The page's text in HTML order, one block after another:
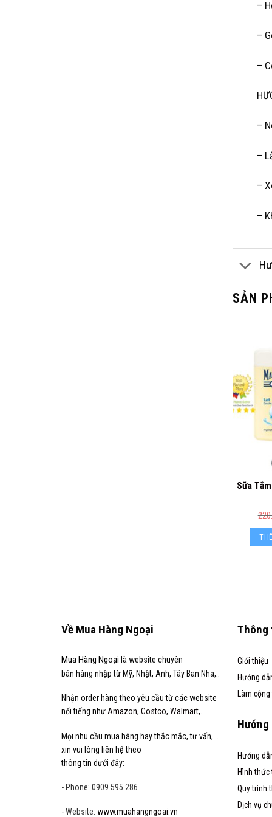
–
–
–
–
–
–
–
SẢN
Sữa
Về Mua Hàng Ngoại
Mua Hàng Ngoại là website chuyên
bán hàng nhập từ Mỹ, Nhật, Anh, Tây Ban Nha,..
Nhận order hàng theo yêu cầu từ các website
nổi tiếng nhưAmazon, Costco, Walmart,...
Mọi nhu cầu mua hàng hay thắc mắc, tư vấn,...
xin vui lòng liên hệ theo
thông tin dưới đây:
- Phone: 0909.595.286
- Website: www.muahangngoai.vn
Thông
Giới thiệu
Hướng
Làm
Hướng
Hướng
Hình
Quy trình
Dịch vụ